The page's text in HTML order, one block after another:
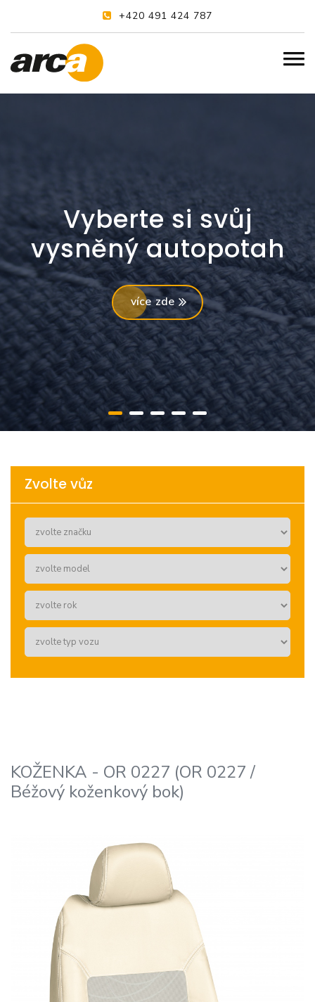
+420 491 424 787
Vyberte si svůj
vysněný autopotah
více zde
Zvolte vůz
KOŽENKA - OR 0227 (OR 0227 /
Béžový koženkový bok)